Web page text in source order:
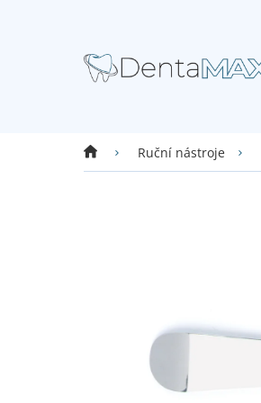
Domů Ruční nástroje